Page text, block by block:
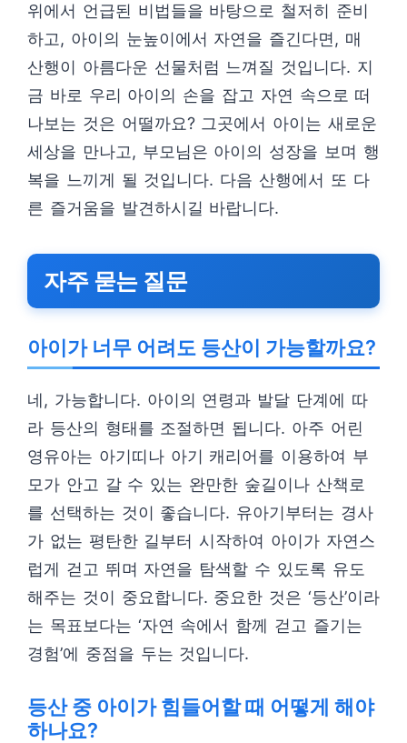
위에서 언급된 비법들을 바탕으로 철저히 준비
하고, 아이의 눈높이에서 자연을 즐긴다면, 매
산행이 아름다운 선물처럼 느껴질 것입니다. 지
금 바로 우리 아이의 손을 잡고 자연 속으로 떠
나보는 것은 어떨까요? 그곳에서 아이는 새로운
세상을 만나고, 부모님은 아이의 성장을 보며 행
복을 느끼게 될 것입니다. 다음 산행에서 또 다
른 즐거움을 발견하시길 바랍니다.
자주 묻는 질문
아이가 너무 어려도 등산이 가능할까요?
네, 가능합니다. 아이의 연령과 발달 단계에 따
라 등산의 형태를 조절하면 됩니다. 아주 어린
영유아는 아기띠나 아기 캐리어를 이용하여 부
모가 안고 갈 수 있는 완만한 숲길이나 산책로
를 선택하는 것이 좋습니다. 유아기부터는 경사
가 없는 평탄한 길부터 시작하여 아이가 자연스
럽게 걷고 뛰며 자연을 탐색할 수 있도록 유도
해주는 것이 중요합니다. 중요한 것은 ‘등산’이라
는 목표보다는 ‘자연 속에서 함께 걷고 즐기는
경험’에 중점을 두는 것입니다.
등산 중 아이가 힘들어할 때 어떻게 해야
하나요?